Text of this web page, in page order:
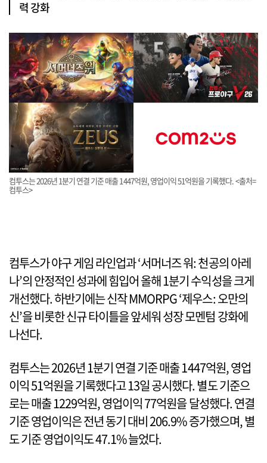
력 강화
컴투스는 2026년 1분기 연결 기준 매출 1447억원, 영업이익 51억원을 기록했다. <출처=
컴투스>
컴투스가 야구 게임 라인업과 ‘서머너즈 워: 천공의 아레
나’의 안정적인 성과에 힘입어 올해 1분기 수익성을 크게
개선했다. 하반기에는 신작 MMORPG ‘제우스: 오만의
신’을 비롯한 신규 타이틀을 앞세워 성장 모멘텀 강화에
나선다.
컴투스는 2026년 1분기 연결 기준 매출 1447억원, 영업
이익 51억원을 기록했다고 13일 공시했다. 별도 기준으
로는 매출 1229억원, 영업이익 77억원을 달성했다. 연결
기준 영업이익은 전년 동기 대비 206.9% 증가했으며, 별
도 기준 영업이익도 47.1% 늘었다.